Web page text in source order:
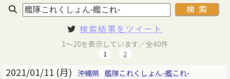
検索結果をツイート
1～20を表示しています／全40件
1 2
2021/01/11 (月) 沖縄県 艦隊これくしょん-艦これ-